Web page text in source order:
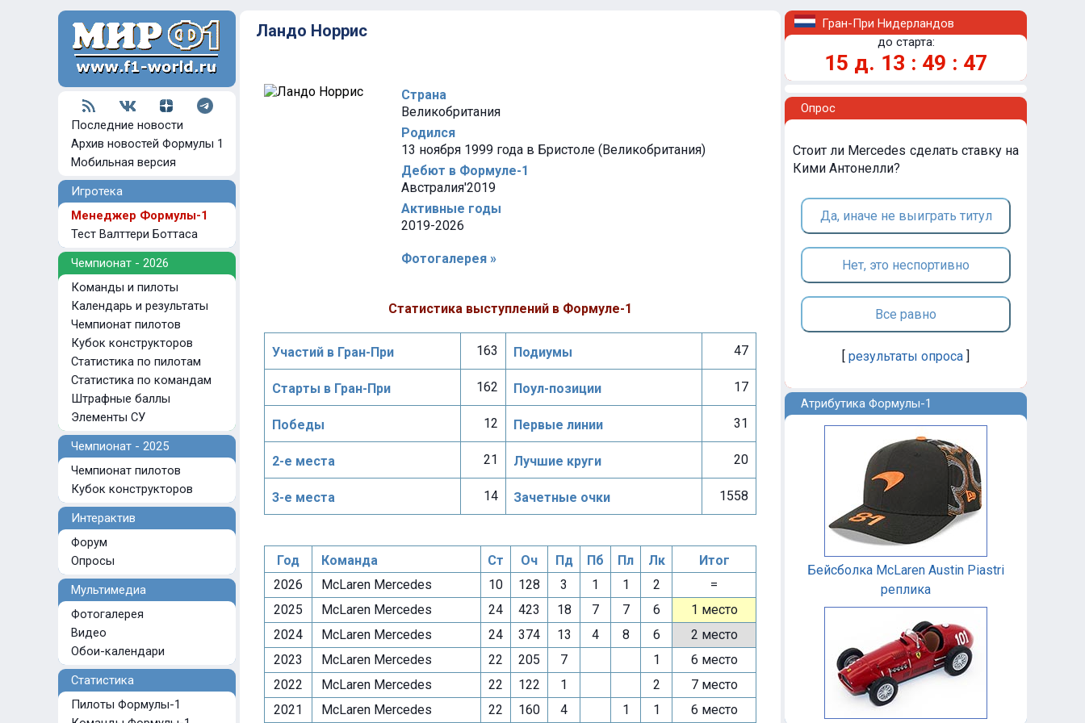
Последние новости
Архив новостей Формулы 1
Мобильная версия
Игротека
Менеджер Формулы-1
Тест Валттери Боттаса
Чемпионат - 2026
Команды и пилоты
Календарь и результаты
Чемпионат пилотов
Кубок конструкторов
Статистика по пилотам
Статистика по командам
Штрафные баллы
Элементы СУ
Чемпионат - 2025
Чемпионат пилотов
Кубок конструкторов
Интерактив
Форум
Опросы
Мультимедиа
Фотогалерея
Видео
Обои-календари
Статистика
Пилоты Формулы-1
Ландо Норрис
Страна
Великобритания
Родился
13 ноября 1999 года в Бристоле (Великобритания)
Дебют в Формуле-1
Австралия'2019
Активные годы
2019-2026
Фотогалерея »
Статистика выступлений в Формуле-1
Участий в Гран-При 163 Подиумы 47
Старты в Гран-При 162 Поул-позиции 17
Победы 12 Первые линии 31
2-е места 21 Лучшие круги 20
3-е места 14 Зачетные очки 1558
Год Команда Ст Оч Пд Пб Пл Лк
Итог
2026
McLaren Mercedes 10 128 3 1 1 2
=
2025
McLaren Mercedes 24 423 18 7 7 6
1 место
2024
McLaren Mercedes 24 374 13 4 8 6
2 место
2023
McLaren Mercedes 22 205 7 1
6 место
2022
McLaren Mercedes 22 122 1 2
7 место
2021
McLaren Mercedes 22 160 4 1 1
6 место
Гран-При Нидерландов
до старта:
15 д. 13 : 49 : 47
Опрос
Стоит ли Mercedes сделать ставку на
Кими Антонелли?
Да, иначе не выиграть титул
Нет, это неспортивно
Все равно
[ результаты опроса ]
Атрибутика Формулы-1
Бейсболка McLaren Austin Piastri
реплика